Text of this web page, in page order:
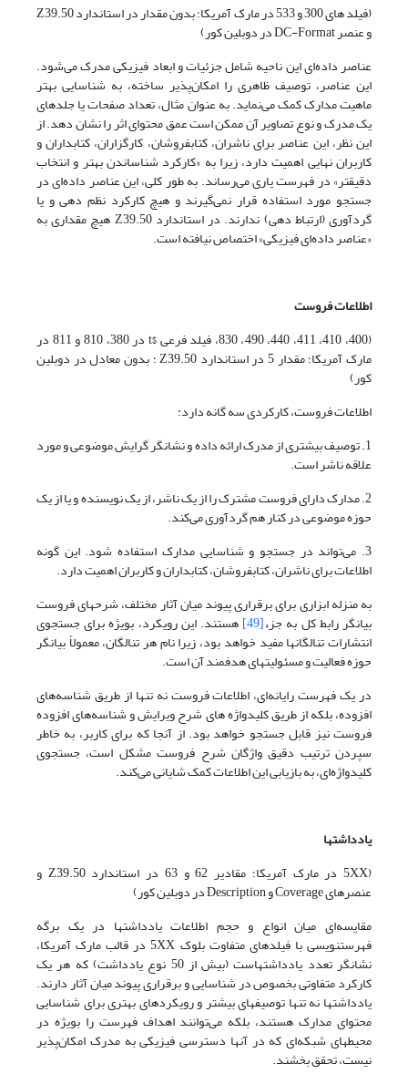
(فیلد های 300 و 533 در مارک آمریکا؛ بدون مقدار در استاندارد Z39.50
و عنصر DC-Format در دوبلین کور)
عناصر داده‌ای این ناحیه شامل جزئیات و ابعاد فیزیکی مدرک می‌شود.
این عناصر، توصیف ظاهری را امکان‌پذیر ساخته، به شناسایی بهتر
ماهیت مدارک کمک می‌نماید. به عنوان مثال، تعداد صفحات یا جلدهای
یک مدرک و نوع تصاویر آن ممکن است عمق محتوای اثر را نشان دهد. از
این نظر، این عناصر برای ناشران، کتابفروشان، کارگزاران، کتابداران و
کاربران نهایی اهمیت دارد، زیرا به «کارکرد شناساندن بهتر و انتخاب
دقیقتر» در فهرست یاری می‌رساند. به طور کلی، این عناصر داده‌ای در
جستجو مورد استفاده قرار نمی‌گیرند و هیچ کارکرد نظم دهی و یا
گردآوری (ارتباط دهی) ندارند. در استاندارد Z39.50 هیچ مقداری به
«عناصر داده‌ای فیزیکی» اختصاص نیافته است.
اطلاعات فروست
(400، 410، 411، 440، 490، 830، فیلد فرعی $t در 380، 810 و 811 در
مارک آمریکا؛ مقدار 5 در استاندارد Z39.50 ؛ بدون معادل در دوبلین
کور)
اطلاعات فروست، کارکردی سه گانه دارد:
1. توصیف بیشتری از مدرک ارائه داده و نشانگر گرایش موضوعی و مورد
علاقه ناشر است.
2. مدارک دارای فروست مشترک را از یک ناشر، از یک نویسنده و یا از یک
حوزه موضوعی در کنار هم گردآوری می‌کند.
3. می‌تواند در جستجو و شناسایی مدارک استفاده شود. این گونه
اطلاعات برای ناشران، کتابفروشان، کتابداران و کاربران اهمیت دارد.
به منزله ابزاری برای برقراری پیوند میان آثار مختلف، شرحهای فروست
بیانگر رابط کل به جزء[49] هستند. این رویکرد، بویژه برای جستجوی
انتشارات تنالگانها مفید خواهد بود، زیرا نام هر تنالگان، معمولاً بیانگر
حوزه فعالیت و مسئولیتهای هدفمند آن است.
در یک فهرست رایانه‌ای، اطلاعات فروست نه تنها از طریق شناسه‌های
افزوده، بلکه از طریق کلیدواژه های شرح ویرایش و شناسه‌های افزوده
فروست نیز قابل جستجو خواهد بود. از آنجا که برای کاربر، به خاطر
سپردن ترتیب دقیق واژگان شرح فروست مشکل است، جستجوی
کلیدواژه‌ای، به بازیابی این اطلاعات کمک شایانی می‌کند.
یادداشتها
(5XX در مارک آمریکا؛ مقادیر 62 و 63 در استاندارد Z39.50 و
عنصرهای Coverage و Description در دوبلین کور)
مقایسه‌ای میان انواع و حجم اطلاعات یادداشتها در یک برگه
فهرستنویسی با فیلدهای متفاوت بلوک 5XX در قالب مارک آمریکا،
نشانگر تعدد یادداشتهاست (بیش از 50 نوع یادداشت) که هر یک
کارکرد متفاوتی بخصوص در شناسایی و برقراری پیوند میان آثار دارند.
یادداشتها نه تنها توصیفهای بیشتر و رویکردهای بهتری برای شناسایی
محتوای مدارک هستند، بلکه می‌توانند اهداف فهرست را بویژه در
محیطهای شبکه‌ای که در آنها دسترسی فیزیکی به مدرک امکان‌پذیر
نیست، تحقق بخشند.